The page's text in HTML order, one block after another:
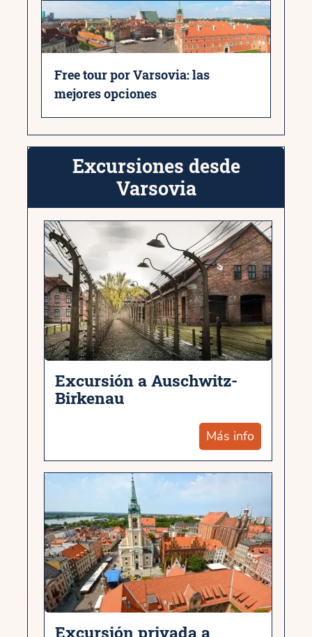
Free tour por Varsovia: las
mejores opciones
Excursiones desde
Varsovia
Excursión a Auschwitz-
Birkenau
Más info
Excursión privada a